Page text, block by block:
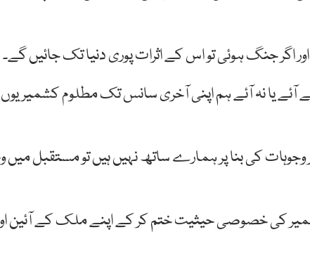
اگر جنگ ہوئی تو اس کے اثرات پوری دنیا تک جائیں گے۔
آئے یا نہ آئے ہم اپنی آخری سانس تک مطلوم کشمیریوں
وجوہات کی بنا پر ہمارے ساتھ نہیں ہیں تو مستقبل میں
کی خصوصی حیثیت ختم کر کے اپنے ملک کے آئین